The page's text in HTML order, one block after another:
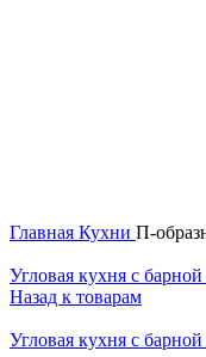
Главная Кухни П-
Угловая кухня с
Назад к товарам
Угловая кухня с